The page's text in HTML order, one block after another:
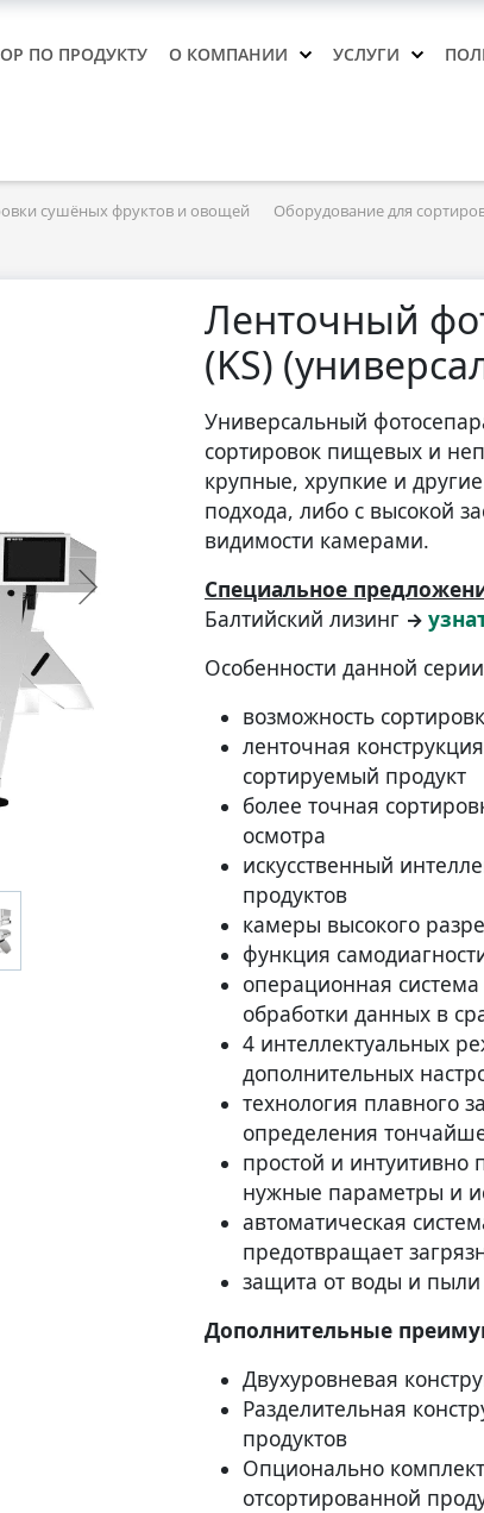
ПО ПРОДУКТУ О КОМПАНИИ УСЛУГИ
сушёных фруктов и овощей
Оборудование для
Ленточный
(KS)
Универсальный
сортировок пищевых и
крупные, хрупкие и
подхода, либо с высокой
видимости камерами.
Специальное
Балтийский лизинг →
Особенности данной
возможность
ленточная
сортируемый продукт
более точная
осмотра
искусственный
продуктов
камеры высокого
функция
операционная
обработки данных в
4 интеллектуальных
дополнительных
технология плавного
определения
простой и интуитивно
нужные параметры и
автоматическая
предотвращает
защита от воды и пыли
Дополнительные
Двухуровневая
Разделительная
продуктов
Опционально
отсортированной